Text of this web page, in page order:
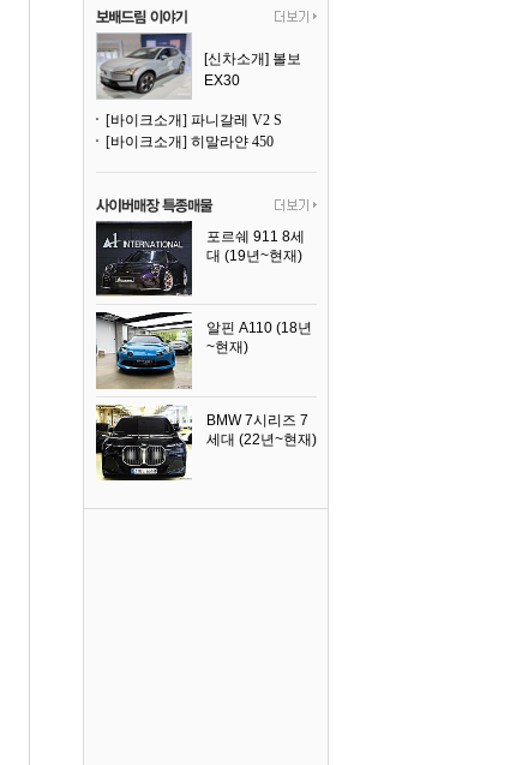
[신차소개] 볼보
EX30
[바이크소개] 파니갈레 V2 S
[바이크소개] 히말라얀 450
포르쉐 911 8세
대 (19년~현재)
알핀 A110 (18년
~현재)
BMW 7시리즈 7
세대 (22년~현재)